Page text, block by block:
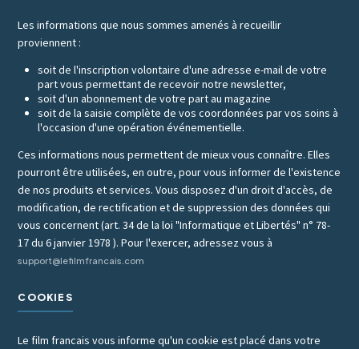
Les informations que nous sommes amenés à recueillir
proviennent :
soit de l'inscription volontaire d'une adresse e-mail de votre
part vous permettant de recevoir notre newsletter,
soit d'un abonnement de votre part au magazine
soit de la saisie complète de vos coordonnées par vos soins à
l'occasion d'une opération événementielle.
Ces informations nous permettent de mieux vous connaître. Elles
pourront être utilisées, en outre, pour vous informer de l'existence
de nos produits et services. Vous disposez d'un droit d'accès, de
modification, de rectification et de suppression des données qui
vous concernent (art. 34 de la loi "Informatique et Libertés" n° 78-
17 du 6 janvier 1978 ). Pour l'exercer, adressez vous à
support@lefilmfrancais.com
COOKIES
Le film francais vous informe qu'un cookie est placé dans votre